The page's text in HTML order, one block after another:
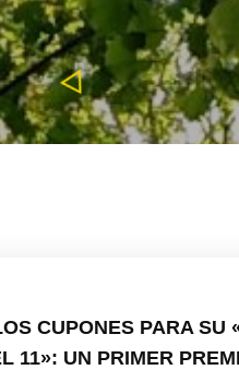
CUPONES PARA SU
11»: UN PRIMER